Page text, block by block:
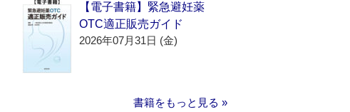
【電子書籍】緊急避妊薬
OTC適正販売ガイド
2026年07月31日 (金)
書籍をもっと見る »